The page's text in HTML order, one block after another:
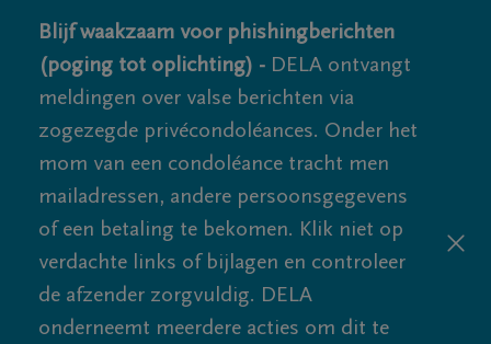
Blijf waakzaam voor phishingberichten
(poging tot oplichting) - DELA ontvangt
meldingen over valse berichten via
zogezegde privécondoléances. Onder het
mom van een condoléance tracht men
mailadressen, andere persoonsgegevens
of een betaling te bekomen. Klik niet op
verdachte links of bijlagen en controleer
de afzender zorgvuldig. DELA
onderneemt meerdere acties om dit te